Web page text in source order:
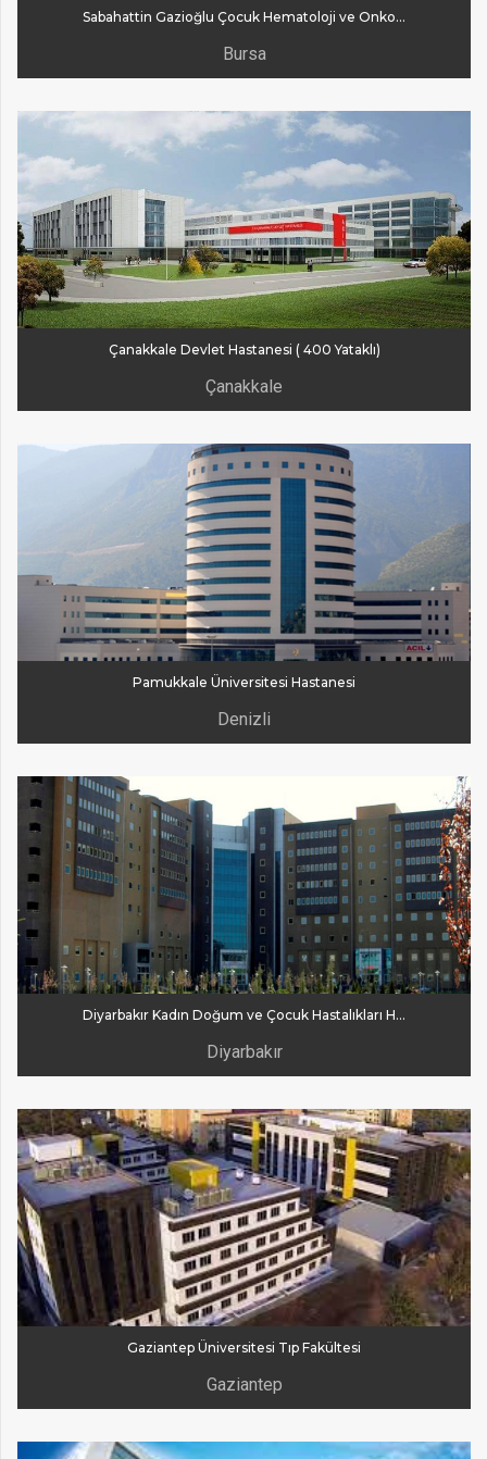
Sabahattin Gazioğlu Çocuk Hematoloji ve Onkoloji Hastanesi
Bursa
Çanakkale Devlet Hastanesi ( 400 Yataklı)
Çanakkale
Pamukkale Üniversitesi Hastanesi
Denizli
Diyarbakır Kadın Doğum ve Çocuk Hastalıkları Hastanesi
Diyarbakır
Gaziantep Üniversitesi Tıp Fakültesi
Gaziantep